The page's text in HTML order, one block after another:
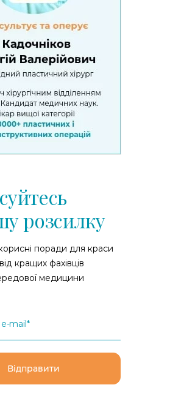
розсилку
поради для краси
кращих фахівців
медицини
e-mail*
Відправити